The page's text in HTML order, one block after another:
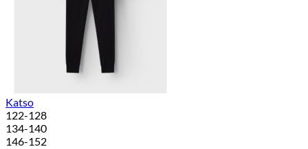
Katso
122-128
134-140
146-152